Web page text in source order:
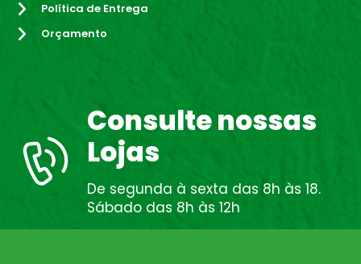
Política de Entrega
Orçamento
Consulte nossas
Lojas
De segunda à sexta das 8h às 18.
Sábado das 8h às 12h